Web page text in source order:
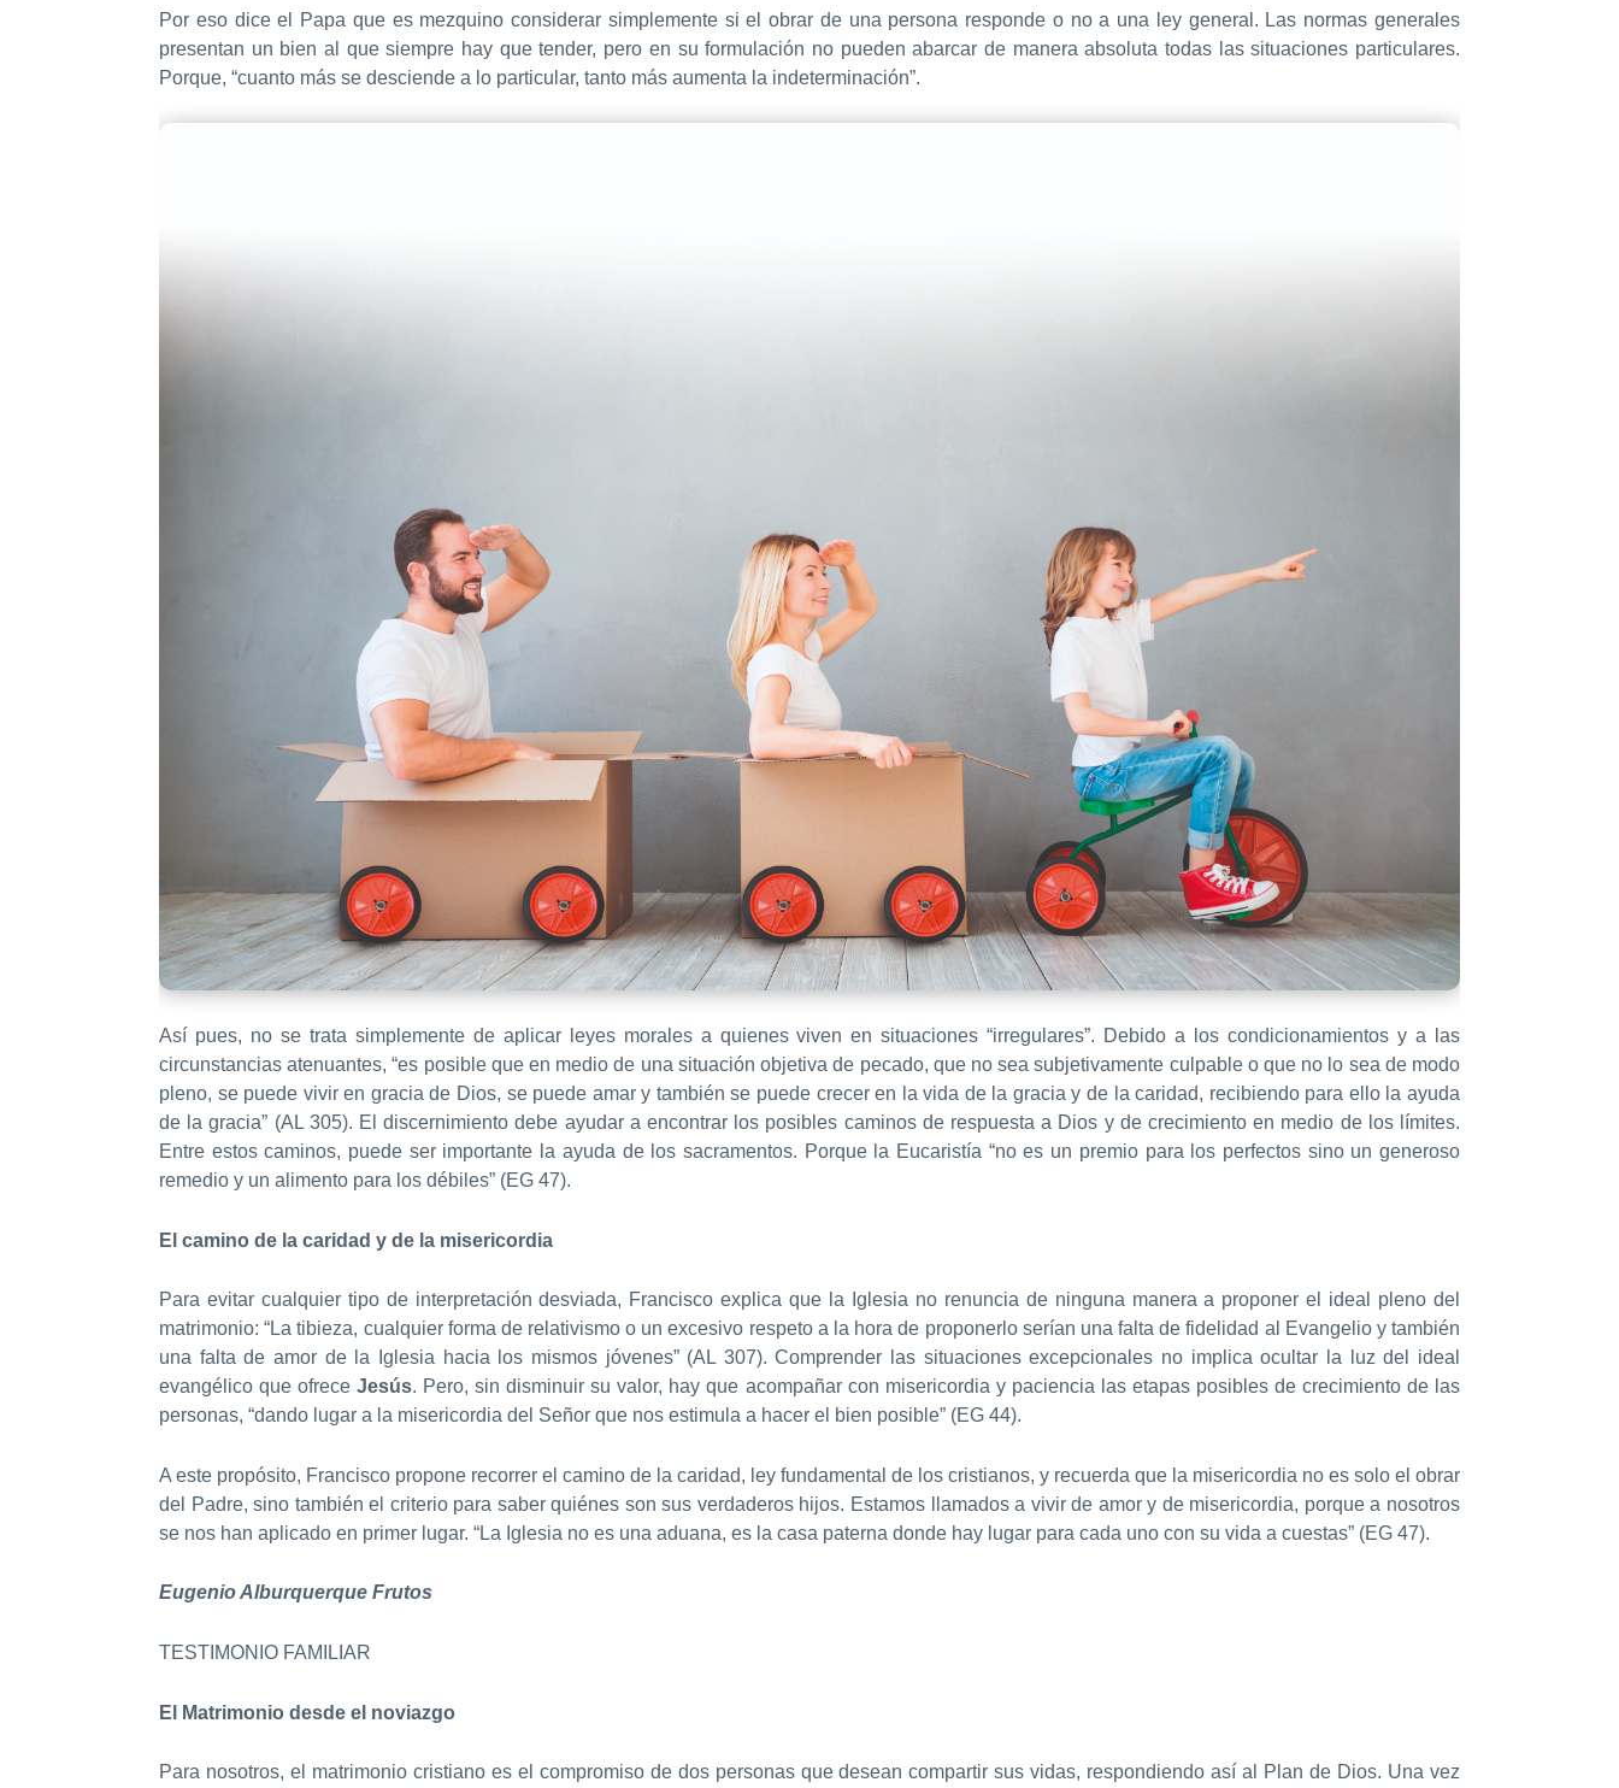
Por eso dice el Papa que es mezquino considerar simplemente si el obrar de una persona responde o no a una ley general. Las normas generales
presentan un bien al que siempre hay que tender, pero en su formulación no pueden abarcar de manera absoluta todas las situaciones particulares.
Porque, “cuanto más se desciende a lo particular, tanto más aumenta la indeterminación”.
Así pues, no se trata simplemente de aplicar leyes morales a quienes viven en situaciones “irregulares”. Debido a los condicionamientos y a las
circunstancias atenuantes, “es posible que en medio de una situación objetiva de pecado, que no sea subjetivamente culpable o que no lo sea de modo
pleno, se puede vivir en gracia de Dios, se puede amar y también se puede crecer en la vida de la gracia y de la caridad, recibiendo para ello la ayuda
de la gracia” (AL 305). El discernimiento debe ayudar a encontrar los posibles caminos de respuesta a Dios y de crecimiento en medio de los límites.
Entre estos caminos, puede ser importante la ayuda de los sacramentos. Porque la Eucaristía “no es un premio para los perfectos sino un generoso
remedio y un alimento para los débiles” (EG 47).
El camino de la caridad y de la misericordia
Para evitar cualquier tipo de interpretación desviada, Francisco explica que la Iglesia no renuncia de ninguna manera a proponer el ideal pleno del
matrimonio: “La tibieza, cualquier forma de relativismo o un excesivo respeto a la hora de proponerlo serían una falta de fidelidad al Evangelio y también
una falta de amor de la Iglesia hacia los mismos jóvenes” (AL 307). Comprender las situaciones excepcionales no implica ocultar la luz del ideal
evangélico que ofreceJesús. Pero, sin disminuir su valor, hay que acompañar con misericordia y paciencia las etapas posibles de crecimiento de las
personas, “dando lugar a la misericordia del Señor que nos estimula a hacer el bien posible” (EG 44).
A este propósito, Francisco propone recorrer el camino de la caridad, ley fundamental de los cristianos, y recuerda que la misericordia no es solo el obrar
del Padre, sino también el criterio para saber quiénes son sus verdaderos hijos. Estamos llamados a vivir de amor y de misericordia, porque a nosotros
se nos han aplicado en primer lugar. “La Iglesia no es una aduana, es la casa paterna donde hay lugar para cada uno con su vida a cuestas” (EG 47).
Eugenio Alburquerque Frutos
TESTIMONIO FAMILIAR
El Matrimonio desde el noviazgo
Para nosotros, el matrimonio cristiano es el compromiso de dos personas que desean compartir sus vidas, respondiendo así al Plan de Dios. Una vez